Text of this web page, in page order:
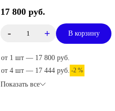
17 800 руб.
- + В корзину
от 1 шт — 17 800 руб.
от 4 шт — 17 444 руб. -2 %
Показать все